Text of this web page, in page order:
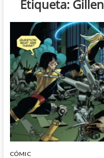
Etiqueta: Gillen
CÓMIC